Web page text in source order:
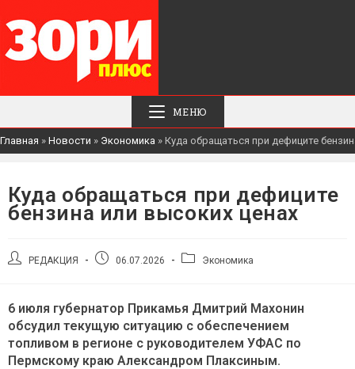
МЕНЮ
Главная » Новости » Экономика » Куда обращаться при дефиците
Куда обращаться при дефиците
бензина или высоких ценах
АвторРЕДАКЦИЯ
Запись06.07.2026
РубрикаЭкономика
6 июля губернатор Прикамья Дмитрий Махонин
обсудил текущую ситуацию с обеспечением
топливом в регионе с руководителем УФАС по
Пермскому краю Александром Плаксиным.